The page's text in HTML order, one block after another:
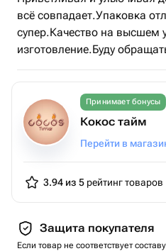
всё совпадает.Упаковка
супер.Качество на высшем
изготовление.Буду
Принимает бонусы
Кокос тайм
Перейти в
3.94 из 5 рейтинг товаров
Защита покупателя
Если товар не соответствует